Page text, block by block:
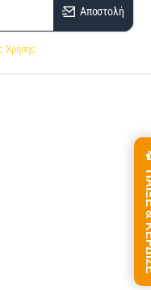
Αποστολή
Χρήσης